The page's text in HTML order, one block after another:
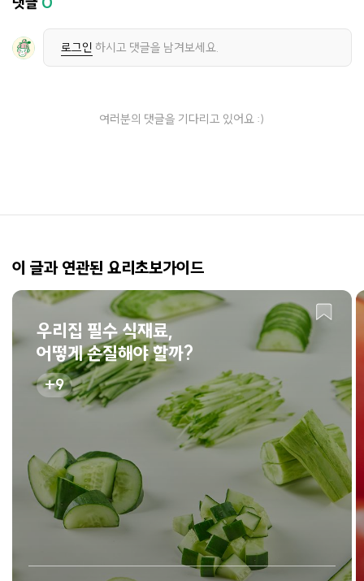
로그인 하시고 댓글을 남겨보세요.
여러분의 댓글을 기다리고 있어요 :)
이 글과 연관된 요리초보가이드
우리집 필수 식재료,
어떻게 손질해야 할까?
9